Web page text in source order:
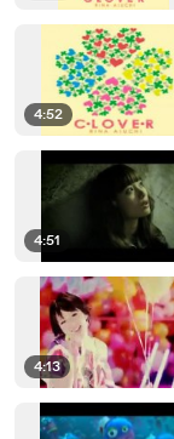
4:52
4:51
4:13